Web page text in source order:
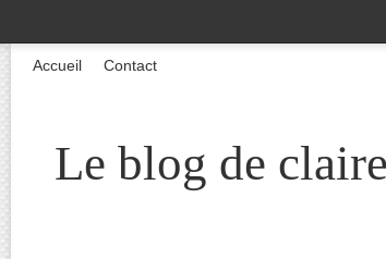
Le blog de claire
Accueil Contact